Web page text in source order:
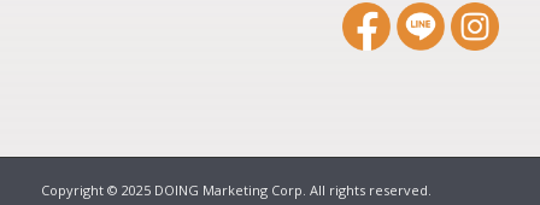
Copyright © 2025 DOING Marketing Corp. All rights reserved.